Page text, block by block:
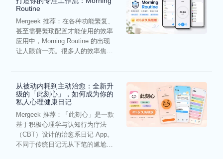
Routine
Mergeek 推荐：在各种功能繁复、
甚至需要繁琐配置才能使用的效率
应用中，Morning Routine 的出现
让人眼前一亮。很多人的效率焦
从被动内耗到主动治愈：全新升
级的「此刻心」，如何成为你的
私人心理健康日记
Mergeek 推荐：「此刻心」是一款
基于积极心理学与认知行为疗法
（CBT）设计的治愈系日记 App。
不同于传统日记无从下笔的尴尬，